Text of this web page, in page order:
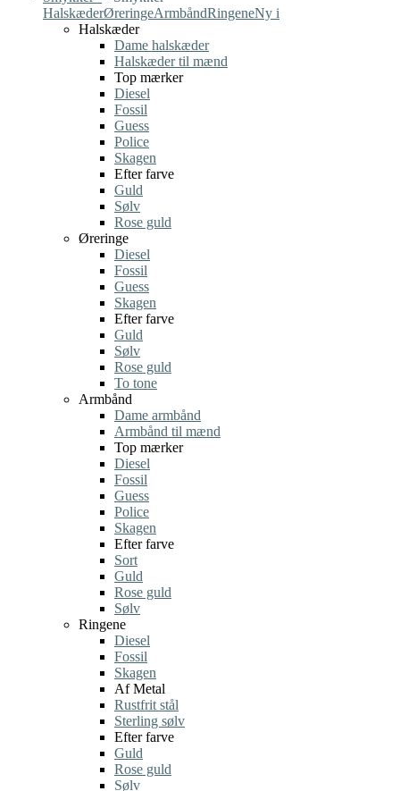
HalskæderØreringeArmbåndRingeneNy i
Halskæder
Dame halskæder
Halskæder til mænd
Top mærker
Diesel
Fossil
Guess
Police
Skagen
Efter farve
Guld
Sølv
Rose guld
Øreringe
Diesel
Fossil
Guess
Skagen
Efter farve
Guld
Sølv
Rose guld
To tone
Armbånd
Dame armbånd
Armbånd til mænd
Top mærker
Diesel
Fossil
Guess
Police
Skagen
Efter farve
Sort
Guld
Rose guld
Sølv
Ringene
Diesel
Fossil
Skagen
Af Metal
Rustfrit stål
Sterling sølv
Efter farve
Guld
Rose guld
Sølv